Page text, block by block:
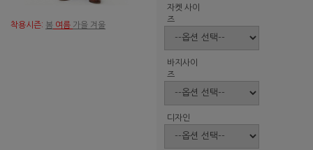
착용시즌: 봄 여름 가을 겨울
자켓 사이
즈
바지사이
즈
디자인